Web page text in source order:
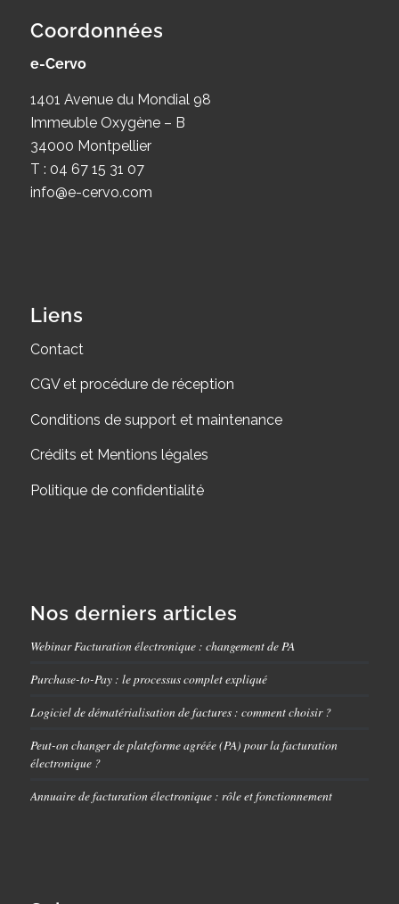
Coordonnées
e-Cervo
1401 Avenue du Mondial 98
Immeuble Oxygène – B
34000 Montpellier
T : 04 67 15 31 07
info@e-cervo.com
Liens
Contact
CGV et procédure de réception
Conditions de support et maintenance
Crédits et Mentions légales
Politique de confidentialité
Nos derniers articles
Webinar Facturation électronique : changement de PA
Purchase-to-Pay : le processus complet expliqué
Logiciel de dématérialisation de factures : comment choisir ?
Peut-on changer de plateforme agréée (PA) pour la facturation
électronique ?
Annuaire de facturation électronique : rôle et fonctionnement